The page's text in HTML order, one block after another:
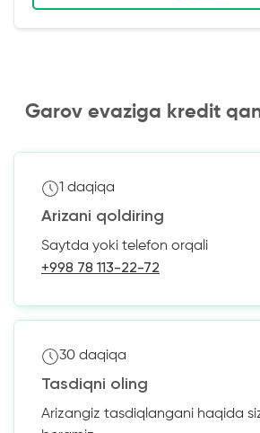
Garov evaziga kredit
1 daqiqa
Arizani qoldiring
Saytda yoki telefon orqali
+998 78 113-22-72
30 daqiqa
Tasdiqni oling
Arizangiz tasdiqlangani haqida